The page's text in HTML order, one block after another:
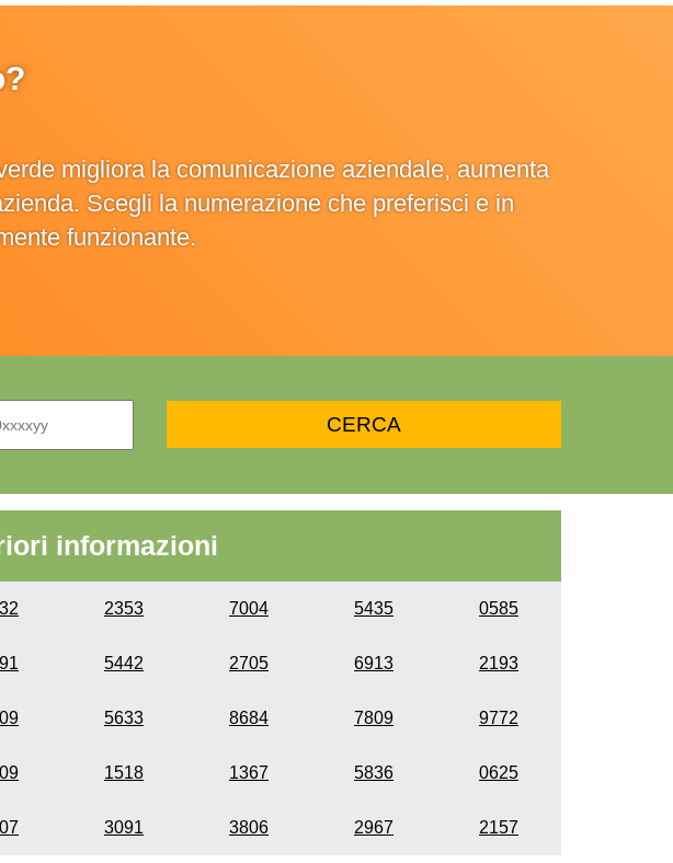
migliora la comunicazione aziendale, aumenta
Scegli la numerazione che preferisci e in
funzionante.
informazioni
2353 7004 5435 0585
5442 2705 6913 2193
5633 8684 7809 9772
1518 1367 5836 0625
3091 3806 2967 2157